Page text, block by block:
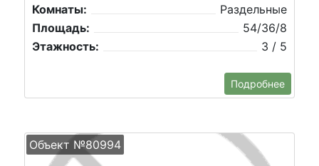
Комнаты:
Раздельные
Площадь:
54/36/8
Этажность:
3 / 5
Подробнее
Объект №80994